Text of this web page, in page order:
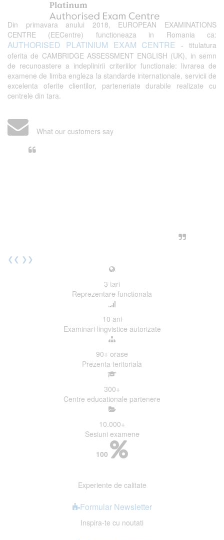
Din primavara anului 2018, EUROPEAN EXAMINATIONS
CENTRE (EECentre) functioneaza in Romania ca:
AUTHORISED PLATINIUM EXAM CENTRE - titulatura
oferita de CAMBRIDGE ASSESSMENT ENGLISH (UK), in semn
de recunoastere a indeplinirii criteriilor functionale: livrarea de
examene de limba engleza la standarde internationale, servicii de
excelenta oferite clientilor, parteneriate durabile realizate cu
centrele din tara.
What our customers say
❮❮ ❯❯
3 tari
Reprezentare functionala
10 ani
Examinari lingvistice autorizate
90+ orase
Prezenta teritoriala
300+
Centre educationale partenere
10.000+
Sesiuni examene
100
Experiente de calitate
Formular Newsletter
Inspira-te cu noutati